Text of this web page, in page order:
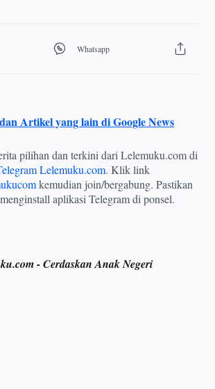
Artikel yang lain di Google News
pilihan dan terkini dari Lelemuku.com di
Lelemuku.com. Klik link
kemudian join/bergabung. Pastikan
aplikasi Telegram di ponsel.
- Cerdaskan Anak Negeri